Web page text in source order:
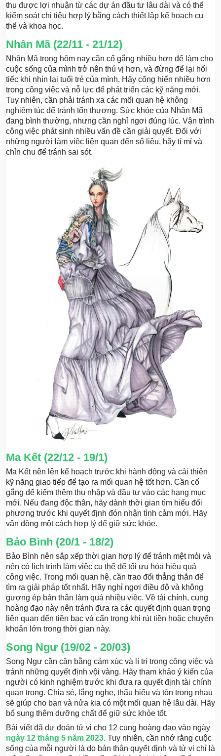
thu được lợi nhuận từ các dự án đầu tư lâu dài và có thể
kiểm soát chi tiêu hợp lý bằng cách thiết lập kế hoạch cụ
thể và khoa học.
Nhân Mã (22/11 - 21/12)
Nhân Mã trong hôm nay cần cố gắng nhiều hơn để làm cho
cuộc sống của mình trở nên thú vị hơn, và đừng để lại hối
tiếc khi nhìn lại tuổi trẻ của mình. Hãy cống hiến nhiều hơn
trong công việc và nỗ lực để phát triển các kỹ năng mới.
Tuy nhiên, cần phải tránh xa các mối quan hệ không
nghiêm túc để tránh tổn thương. Sức khỏe của Nhân Mã
đang bình thường, nhưng cần nghỉ ngơi đúng lúc. Vận trình
công việc phát sinh nhiều vấn đề cần giải quyết. Đối với
những người làm việc liên quan đến số liệu, hãy tỉ mỉ và
chỉn chu để tránh sai sót.
Ma Kết (22/12 - 19/1)
Ma Kết nên lên kế hoạch trước khi hành động và cải thiện
kỹ năng giao tiếp để tạo ra mối quan hệ tốt hơn. Cần cố
gắng để kiếm thêm thu nhập và đầu tư vào các hạng mục
mới. Nếu đang độc thân, hãy dành thời gian tìm hiểu đối
phương trước khi quyết định đón nhận tình cảm mới. Hãy
vận động một cách hợp lý để giữ sức khỏe.
Bảo Bình (20/1 - 18/2)
Bảo Bình nên sắp xếp thời gian hợp lý để tránh mệt mỏi và
nên có lịch trình làm việc cụ thể để tối ưu hóa hiệu quả
công việc. Trong mối quan hệ, cần trao đổi thẳng thắn để
tìm ra giải pháp tốt nhất. Hãy nghỉ ngơi điều độ và không
gượng ép bản thân làm quá nhiều việc. Về tài chính, cung
hoàng đạo này nên tránh đưa ra các quyết định quan trọng
liên quan đến tiền bạc và cẩn trọng khi rút tiền hoặc chuyển
khoản lớn trong thời gian này.
Song Ngư (19/02 - 20/03)
Song Ngư cần cân bằng cảm xúc và lí trí trong công việc và
tránh những quyết định vội vàng. Hãy tham khảo ý kiến của
người có kinh nghiệm trước khi đưa ra quyết định tài chính
quan trọng. Chia sẻ, lắng nghe, thấu hiểu và tôn trọng nhau
sẽ giúp cho bạn và nửa kia có một mối quan hệ lâu dài. Hãy
bổ sung thêm dưỡng chất để giữ sức khỏe tốt.
Bài viết đã dự đoán tử vi cho 12 cung hoàng đạo vào ngày
ngày 12 tháng 5 năm 2023. Tuy nhiên, cần nhớ rằng cuộc
sống của mỗi người là do bản thân quyết định và tử vi chỉ là